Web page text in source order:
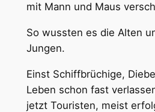
mit Mann und Maus
So wussten es die Alten
Jungen.
Einst Schiffbrüchige,
Leben schon fast
jetzt Touristen, meist